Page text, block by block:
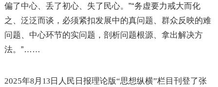
偏了中心、丢了初心、失了民心。”“务虚要力戒大而化
之、泛泛而谈，必须紧扣发展中的真问题、群众反映的难
问题、中心环节的实问题，剖析问题根源、拿出解决方
法。”……
2025年8月 13日人民日报理论版“思想纵横”栏目刊登了张